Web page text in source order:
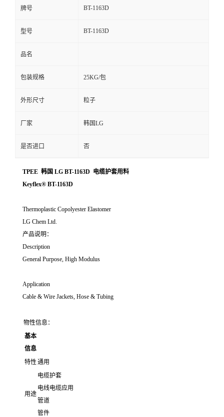
牌号 BT-1163D
型号 BT-1163D
品名
包装规格 25KG/包
外形尺寸 粒子
厂家 韩国LG
是否进口 否
TPEE 韩国 LG BT-1163D 电缆护套用料
Keyflex® BT-1163D
Thermoplastic Copolyester Elastomer
LG Chem Ltd.
产品说明：
Description
General Purpose, High Modulus
Application
Cable & Wire Jackets, Hose & Tubing
物性信息：
基本
信息
特性 通用
用途
电缆护套
电线电缆应用
管道
管件